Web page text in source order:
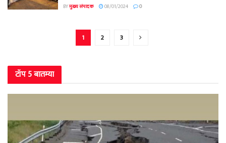
BYमुख्य संपादक 08/01/2024 0
1 2 3
टॉप 5 बातम्या